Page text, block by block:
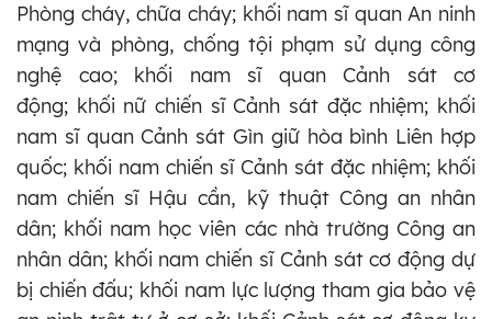
Phòng cháy, chữa cháy; khối nam sĩ quan An ninh
mạng và phòng, chống tội phạm sử dụng công
nghệ cao; khối nam sĩ quan Cảnh sát cơ
động; khối nữ chiến sĩ Cảnh sát đặc nhiệm; khối
nam sĩ quan Cảnh sát Gìn giữ hòa bình Liên hợp
quốc; khối nam chiến sĩ Cảnh sát đặc nhiệm; khối
nam chiến sĩ Hậu cần, kỹ thuật Công an nhân
dân; khối nam học viên các nhà trường Công an
nhân dân; khối nam chiến sĩ Cảnh sát cơ động dự
bị chiến đấu; khối nam lực lượng tham gia bảo vệ